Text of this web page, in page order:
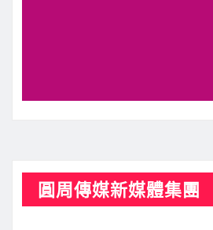
圓周傳媒新媒體集團